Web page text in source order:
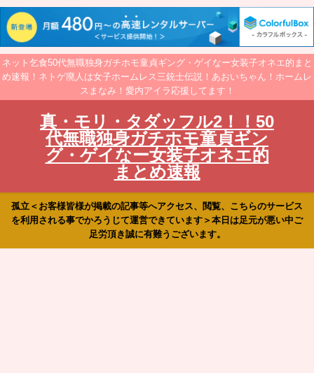
ネット乞食50代無職独身ガチホモ童貞ギング・ゲイなー女装子オネエ的まと
め速報！ネトゲ廃人は女子ホームレス三銃士伝説！あおいちゃん！ホームレ
スまなみ！愛内アイラ応援してます！
真・モリ・タダッフル2！！50
代無職独身ガチホモ童貞ギン
グ・ゲイなー女装子オネエ的
まとめ速報
孤立＜お客様皆様が掲載の記事等へアクセス、閲覧、こちらのサービス
を利用される事でかろうじて運営できています＞本日は足元が悪い中ご
足労頂き誠に有難うございます。